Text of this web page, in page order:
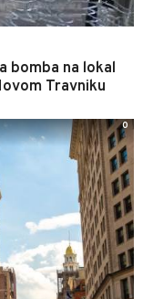
bomba na lokal
Travniku
0